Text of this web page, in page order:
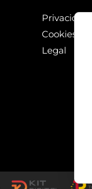
Privacidad
Cookies
Legal